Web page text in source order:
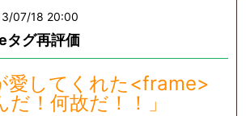
07/18 20:00
タグ再評価
愛してくれた<frame>
だ！何故だ！！」